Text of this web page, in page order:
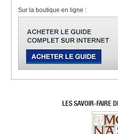
Sur la boutique en ligne :
LES SAVOIR-FAIRE